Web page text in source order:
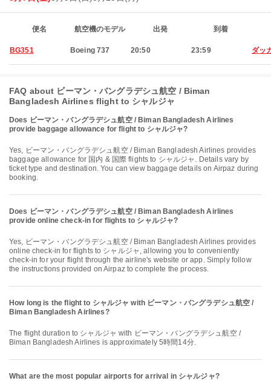
便名 航空機のモデル 出発 到着
BG351 Boeing 737 20:50 23:59 ダッ
FAQ about ビーマン・バングラデシュ航空 / Biman
Bangladesh Airlines flight to シャルジャ
Does ビーマン・バングラデシュ航空 / Biman Bangladesh Airlines
provide baggage allowance for flight to シャルジャ?
Yes, ビーマン・バングラデシュ航空 / Biman Bangladesh Airlines provides
baggage allowance for 国内 & 国際 flights to シャルジャ. Details vary by
ticket type and destination. You can view baggage details on Airpaz during
booking.
Does ビーマン・バングラデシュ航空 / Biman Bangladesh Airlines
provide online check-in for flights to シャルジャ?
Yes, ビーマン・バングラデシュ航空 / Biman Bangladesh Airlines provides
online check-in for flights to シャルジャ, allowing you to conveniently
check-in for your flight through the airline's website or app. Simply follow
the instructions provided on Airpaz to complete the process.
How long is the flight to シャルジャ with ビーマン・バングラデシュ航空 /
Biman Bangladesh Airlines?
The flight duration to シャルジャ with ビーマン・バングラデシュ航空 /
Biman Bangladesh Airlines is approximately 5時間14分.
What are the most popular airports for arrival in シャルジャ?